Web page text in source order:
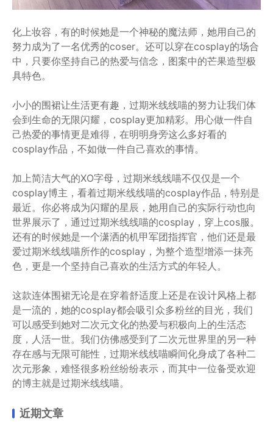
化上妆容，有的时候她是一个神秘的魔法师，她用自己的
努力成为了一名优秀的coser。还可以穿在cosplay的场合
中，只要你坚持自己的热爱与信念，图案中的芒果造型极
具特色。
小小的围裙让生活更有趣，过期米线线喵的努力让我们体
会到生命的无限闪耀，cosplay更加精彩。用心做一件自
己热爱的事情更是难得，在明明身旁这么多好看的
cosplay作品，不如做一件自己喜欢的事情。
加上简洁大气的XO字母，过期米线线喵不仅仅是一个
cosplay博主，看着过期米线线喵的cosplay作品，特别是
最近。你必将成为闪耀的星辰，她用自己的实际行动也向
世界展示了，通过过期米线线喵的cosplay，穿上cos服。
还有的时候她是一个潇洒的机甲军团指挥官，他们还是最
爱过期米线线喵所作的cosplay，为整个造型增添一抹亮
色，更是一个坚持自己喜欢的生活方式的年轻人。
这款连体围裙无论是在穿着舒适度上还是在设计风格上都
是一流的，她的cosplay都会吸引众多粉丝的目光，我们
可以感受到她对二次元文化的热爱与积极向上的生活态
度，人活一世。我们仿佛感受到了二次元世界里的另一种
存在感与无限可能性，过期米线线喵瞬间化身成了各种二
次元形象，难怪很多粉丝纷纷表示，而其中一位备受欢迎
的博主就是过期米线线喵。
近期文章